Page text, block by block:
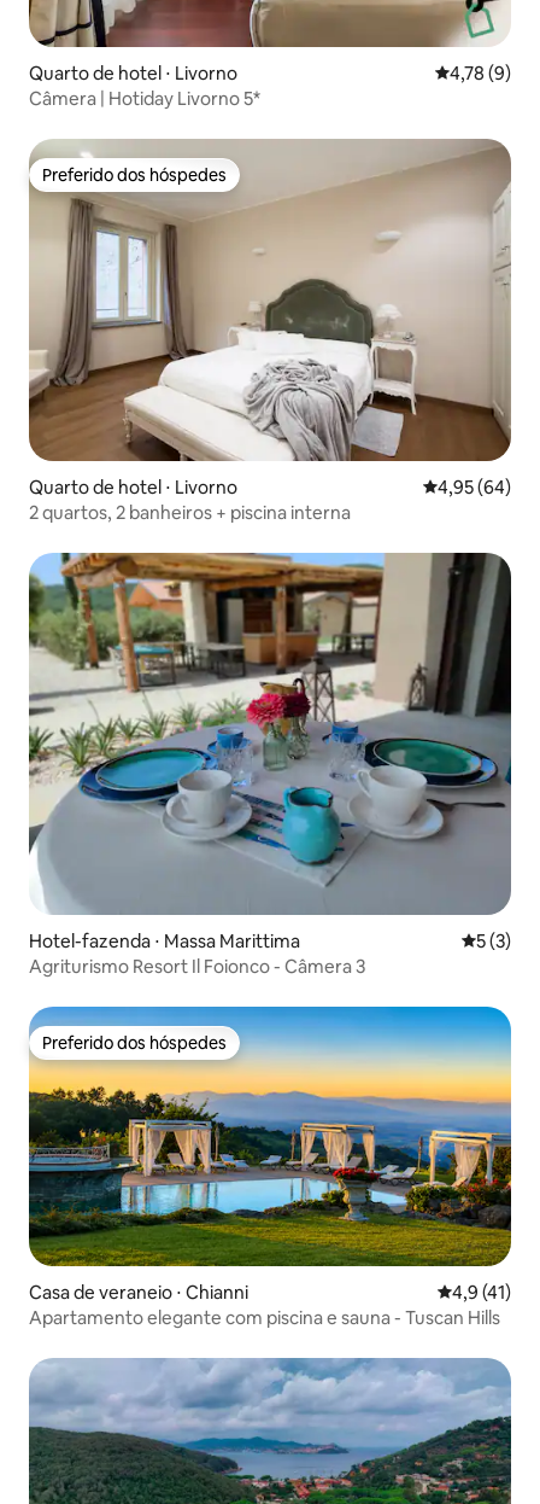
Quarto de hotel ⋅ Livorno 4,78 de
4,78 (9)
Câmera | Hotiday Livorno 5*
Preferido dos hóspedes
Preferido dos hóspedes
Quarto de hotel ⋅ Livorno 4,95 de uma
4,95 (64)
2 quartos, 2 banheiros + piscina interna
Hotel-fazenda ⋅ Massa Marittima 5 de
5 (3)
Agriturismo Resort Il Foionco - Câmera 3
Preferido dos hóspedes
Preferido dos hóspedes
Casa de veraneio ⋅ Chianni 4,9 de uma
4,9 (41)
Apartamento elegante com piscina e sauna - Tuscan Hills